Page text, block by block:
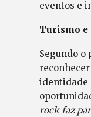
eventos e
Turismo e
Segundo o
identidade
rock faz